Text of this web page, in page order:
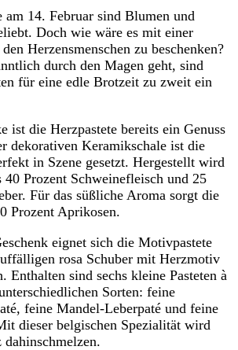
am 14. Februar sind Blumen und
Doch wie wäre es mit einer
Herzensmenschen zu beschenken?
durch den Magen geht, sind
für eine edle Brotzeit zu zweit ein
ist die Herzpastete bereits ein Genuss
dekorativen Keramikschale ist die
in Szene gesetzt. Hergestellt wird
40 Prozent Schweinefleisch und 25
Für das süßliche Aroma sorgt die
Prozent Aprikosen.
eignet sich die Motivpastete
rosa Schuber mit Herzmotiv
Enthalten sind sechs kleine Pasteten à
Sorten: feine
feine Mandel-Leberpaté und feine
dieser belgischen Spezialität wird
dahinschmelzen.